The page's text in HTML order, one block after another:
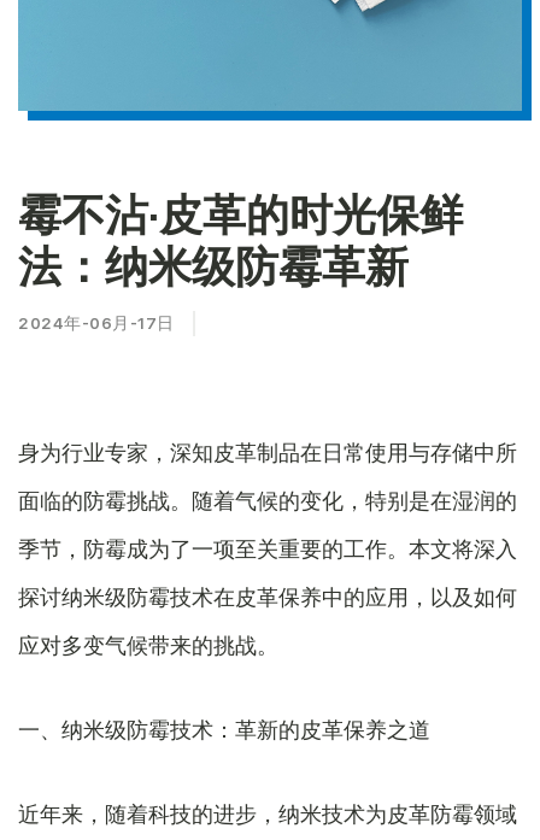
霉不沾·皮革的时光保鲜
法：纳米级防霉革新
2024年-06月-17日
身为行业专家，深知皮革制品在日常使用与存储中所
面临的防霉挑战。随着气候的变化，特别是在湿润的
季节，防霉成为了一项至关重要的工作。本文将深入
探讨纳米级防霉技术在皮革保养中的应用，以及如何
应对多变气候带来的挑战。
一、纳米级防霉技术：革新的皮革保养之道
近年来，随着科技的进步，纳米技术为皮革防霉领域